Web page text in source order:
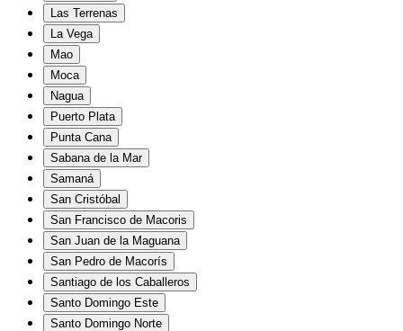
Las Terrenas
La Vega
Mao
Moca
Nagua
Puerto Plata
Punta Cana
Sabana de la Mar
Samaná
San Cristóbal
San Francisco de Macoris
San Juan de la Maguana
San Pedro de Macorís
Santiago de los Caballeros
Santo Domingo Este
Santo Domingo Norte